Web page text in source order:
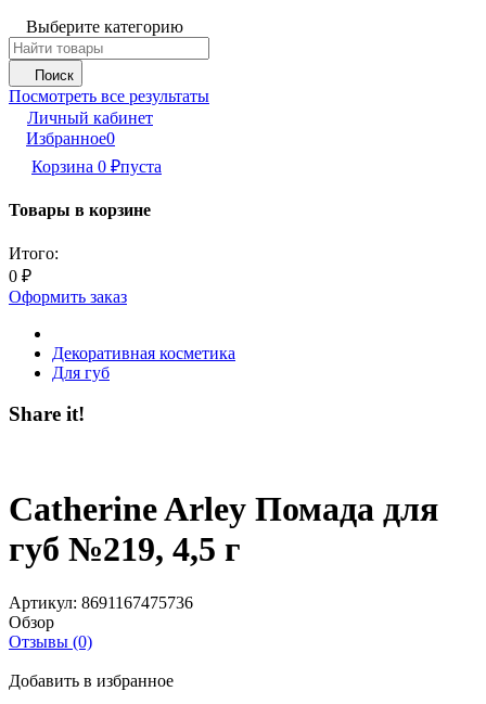
Выберите категорию
Поиск
Посмотреть все результаты
Личный кабинет
Избранное0
Корзина 0 ₽пуста
Товары в корзине
Итого:
0 ₽
Оформить заказ
Декоративная косметика
Для губ
Share it!
Catherine Arley Помада для
губ №219, 4,5 г
Артикул: 8691167475736
Обзор
Отзывы (0)
Добавить в избранное